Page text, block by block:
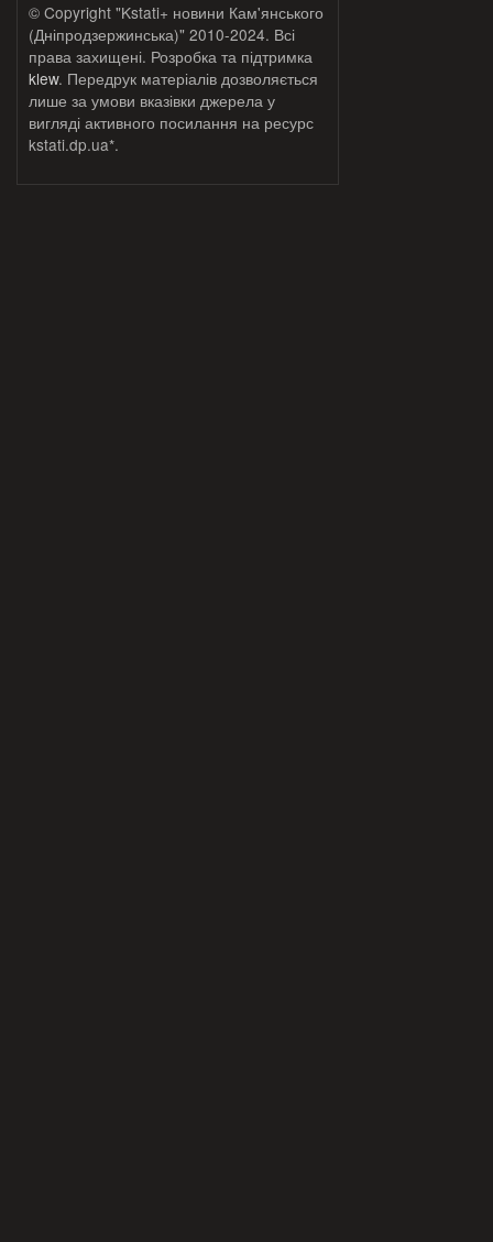
© Copyright "Kstati+ новини Кам'янського
(Дніпродзержинська)" 2010-2024. Всі
права захищені. Розробка та підтримка
klew. Передрук матеріалів дозволяється
лише за умови вказівки джерела у
вигляді активного посилання на ресурс
kstati.dp.ua*.